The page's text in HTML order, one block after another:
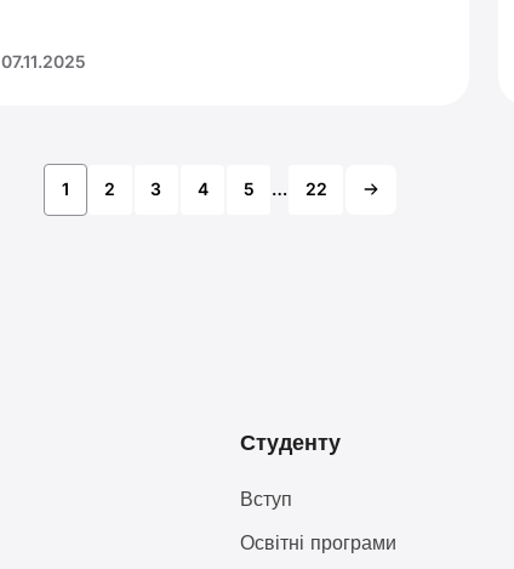
07.11.2025
1 2 3 4 5 … 22
Студенту
Вступ
Освітні програми